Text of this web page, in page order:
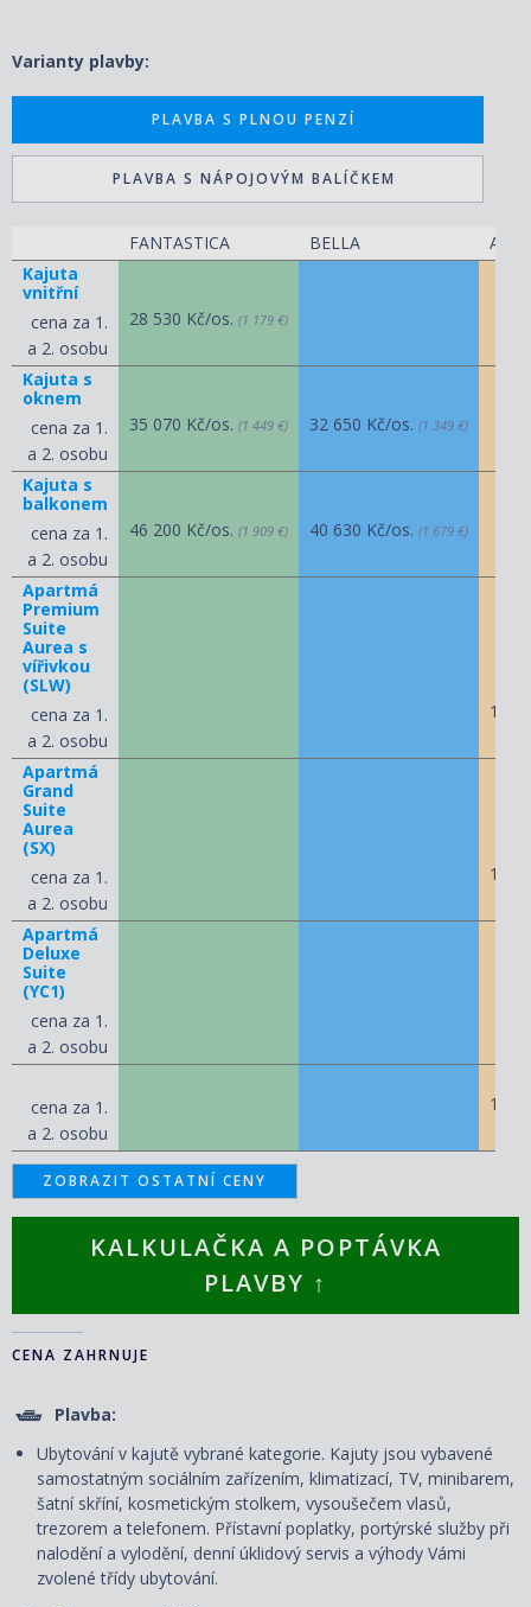
Varianty plavby:
PLAVBA S PLNOU PENZÍ
PLAVBA S NÁPOJOVÝM BALÍČKEM
FANTASTICA BELLA
Kajuta
vnitřní
cena za 1.
a 2. osobu
28 530 Kč/os. (1 179 €)
Kajuta s
oknem
cena za 1.
a 2. osobu
35 070 Kč/os. (1 449 €) 32 650 Kč/os. (1 349 €)
Kajuta s
balkonem
cena za 1.
a 2. osobu
46 200 Kč/os. (1 909 €) 40 630 Kč/os. (1 679 €)
Apartmá
Premium
Suite
Aurea s
vířivkou
(SLW)
cena za 1.
a 2. osobu
112
Apartmá
Grand
Suite
Aurea
(SX)
cena za 1.
a 2. osobu
120
Apartmá
Deluxe
Suite
(YC1)
cena za 1.
a 2. osobu
cena za 1.
a 2. osobu
140
ZOBRAZIT OSTATNÍ CENY
KALKULAČKA A POPTÁVKA
PLAVBY ↑
CENA ZAHRNUJE
Plavba:
Ubytování v kajutě vybrané kategorie. Kajuty jsou vybavené
samostatným sociálním zařízením, klimatizací, TV, minibarem,
šatní skříní, kosmetickým stolkem, vysoušečem vlasů,
trezorem a telefonem. Přístavní poplatky, portýrské služby při
nalodění a vylodění, denní úklidový servis a výhody Vámi
zvolené třídy ubytování.